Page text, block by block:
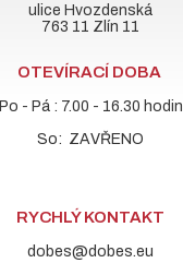
ulice Hvozdenská
763 11 Zlín 11
OTEVÍRACÍ DOBA
Po - Pá : 7.00 - 16.30 hodin
So: ZAVŘENO
RYCHLÝ KONTAKT
dobes@dobes.eu